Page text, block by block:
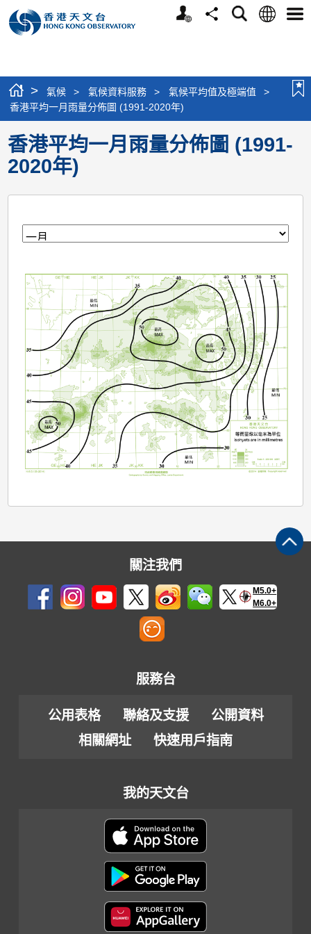
個
分
搜
語
選
> 氣候 > 氣候資料服務 > 氣候平均值及極端值
>
香港平均一月雨量分佈圖 (1991-2020年)
香港平均一月雨量分佈圖 (1991-
2020年)
關注我們
M5.0+
M6.0+
服務台
公用表格 聯絡及支援
公開資料
相關網址
快速用戶指南
我的天文台